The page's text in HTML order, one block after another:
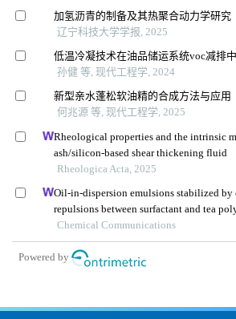
加氢沥青的制备及其热聚合动力学研究
辽宁科技大学学报, 2025
低温冷凝技术在油品储运系统voc减排
孙健 等, 现代工程学, 2024
新型亲水蓬松软油精的合成方法与应用
何兆源 等, 现代工程学, 2025
Rheological properties and the intrinsic
ash/silicon-based shear thickening fluid
Rheologica Acta, 2025
Oil-in-dispersion emulsions stabilized by
repulsions between surfactant and tea
nanoparticles
Chemical Communications
Powered by